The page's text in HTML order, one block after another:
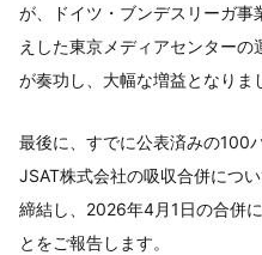
が、ドイツ・ブンデスリーガ事
えした東京メディアセンター
が奏功し、大幅な増益となりま
最後に、すでに公表済みの100
JSAT株式会社の吸収合併につ
締結し、2026年4月1日の合併
とをご報告します。